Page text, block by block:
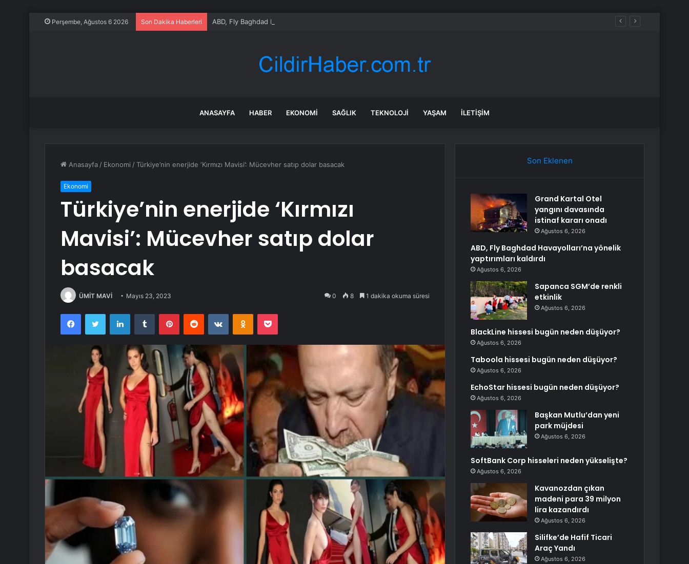
Perşembe, Ağustos 6 2026 Son Dakika Haberleri ABD, Fly Baghdad Havayolları’na yönelik yaptırımları kaldırdı
ANASAYFA HABER EKONOMI SAĞLIK TEKNOLOJI YAŞAM İLETIŞIM
Anasayfa / Ekonomi /Türkiye’nin enerjide ‘Kırmızı Mavisi’: Mücevher satıp dolar basacak
Ekonomi
Türkiye’nin enerjide ‘Kırmızı
Mavisi’: Mücevher satıp dolar
basacak
ÜMİT MAVİ Mayıs 23, 2023 0 8 1 dakika okuma süresi
FacebookTwitter LinkedInTumblr PinterestReddit VKontakteOdnoklassniki
Pocket
Son Eklenen
Grand Kartal Otel
yangını davasında
istinaf kararı onadı
Ağustos 6, 2026
ABD, Fly Baghdad Havayolları’na yönelik
yaptırımları kaldırdı
Ağustos 6, 2026
Sapanca SGM’de renkli
etkinlik
Ağustos 6, 2026
BlackLine hissesi bugün neden düşüyor?
Ağustos 6, 2026
Taboola hissesi bugün neden düşüyor?
Ağustos 6, 2026
EchoStar hissesi bugün neden düşüyor?
Ağustos 6, 2026
Başkan Mutlu’dan yeni
park müjdesi
Ağustos 6, 2026
SoftBank Corp hisseleri neden yükselişte?
Ağustos 6, 2026
Kavanozdan çıkan
madeni para 39 milyon
lira kazandırdı
Ağustos 6, 2026
Silifke’de Hafif Ticari
Araç Yandı
Ağustos 6, 2026